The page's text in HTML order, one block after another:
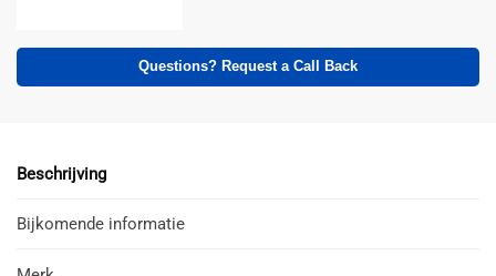
Questions? Request a Call Back
Beschrijving
Bijkomende informatie